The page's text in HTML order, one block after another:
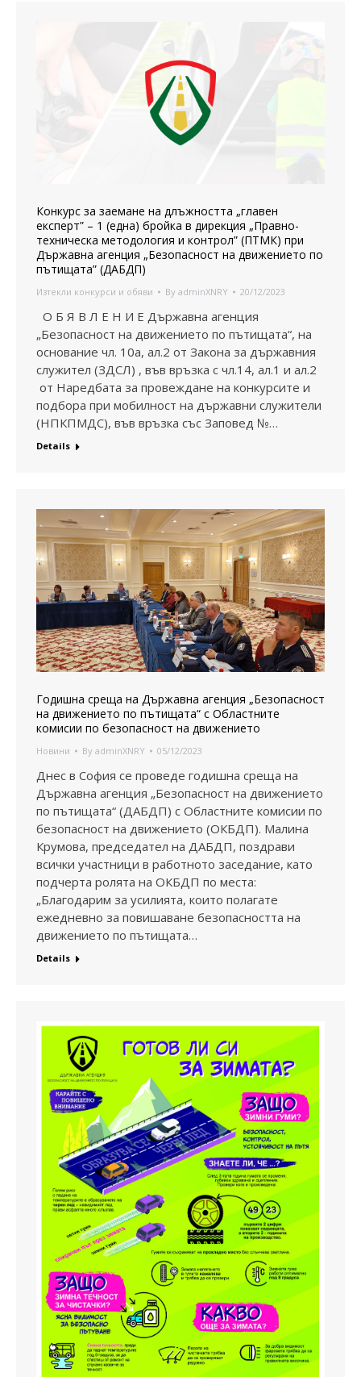
Конкурс за заемане на длъжността „главен
експерт” – 1 (една) бройка в дирекция „Правно-
техническа методология и контрол” (ПТМК) при
Държавна агенция „Безопасност на движението по
пътищата” (ДАБДП)
Изтекли конкурси и обяви By adminXNRY 20/12/2023
О Б Я В Л Е Н И Е Държавна агенция
„Безопасност на движението по пътищата“, на
основание чл. 10а, ал.2 от Закона за държавния
служител (ЗДСЛ) , във връзка с чл.14, ал.1 и ал.2
от Наредбата за провеждане на конкурсите и
подбора при мобилност на държавни служители
(НПКПМДС), във връзка със Заповед №…
Details
Годишна среща на Държавна агенция „Безопасност
на движението по пътищата“ с Областните
комисии по безопасност на движението
Новини By adminXNRY 05/12/2023
Днес в София се проведе годишна среща на
Държавна агенция „Безопасност на движението
по пътищата“ (ДАБДП) с Областните комисии по
безопасност на движението (ОКБДП). Малина
Крумова, председател на ДАБДП, поздрави
всички участници в работното заседание, като
подчерта ролята на ОКБДП по места:
„Благодарим за усилията, които полагате
ежедневно за повишаване безопасността на
движението по пътищата…
Details